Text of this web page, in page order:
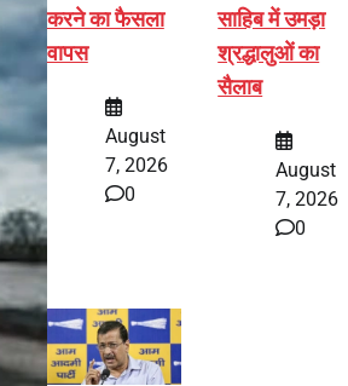
करने का फैसला
वापस
August
7, 2026
0
साहिब में उमड़ा
श्रद्धालुओं का
सैलाब
August
7, 2026
0